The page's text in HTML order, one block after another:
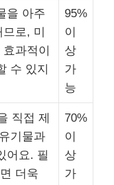
을 아주
로, 미
과적이
수 있지
95%
이
상
가
능
직접 제
기물과
어요. 필
더욱
70%
이
상
가